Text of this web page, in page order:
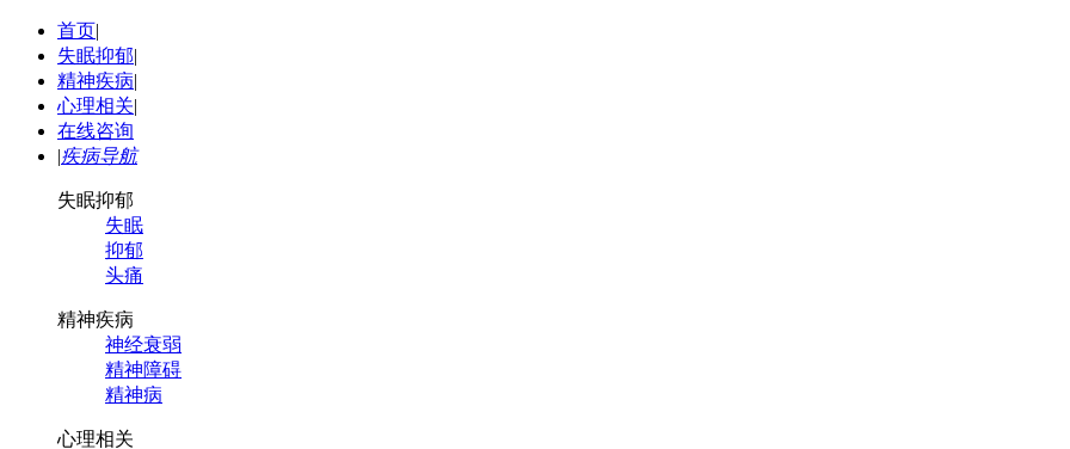
首页|
失眠抑郁|
精神疾病|
心理相关|
在线咨询
|疾病导航
失眠抑郁
失眠
抑郁
头痛
精神疾病
神经衰弱
精神障碍
精神病
心理相关